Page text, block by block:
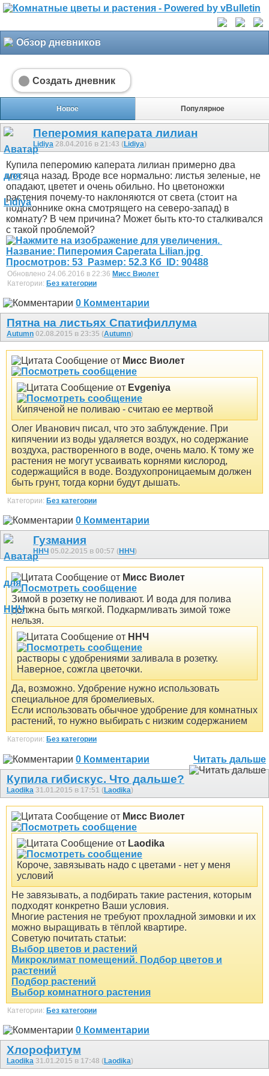
Обзор дневников
Создать дневник
Новое Популярное
Пеперомия каперата лилиан
Lidiya 28.04.2016 в 21:43 (Lidiya)
Купила пеперомию каперата лилиан примерно два
месяца назад. Вроде все нормально: листья зеленые, не
опадают, цветет и очень обильно. Но цветоножки
растения почему-то наклоняются от света (стоит на
подоконнике окна смотрящего на северо-запад) в
комнату? В чем причина? Может быть кто-то сталкивался
с такой проблемой?
Обновлено 24.06.2016 в 22:36 Мисс Виолет
Категории: Без категории
0 Комментарии
Пятна на листьях Спатифиллума
Autumn 02.08.2015 в 23:35 (Autumn)
Сообщение от Мисс Виолет
Сообщение от Evgeniya
Кипяченой не поливаю - считаю ее мертвой
Олег Иванович писал, что это заблуждение. При
кипячении из воды удаляется воздух, но содержание
воздуха, растворенного в воде, очень мало. К тому же
растения не могут усваивать корнями кислород,
содержащийся в воде. Воздухопроницаемым должен
быть грунт, тогда корни будут дышать.
Категории: Без категории
0 Комментарии
Гузмания
ННЧ 05.02.2015 в 00:57 (ННЧ)
Сообщение от Мисс Виолет
Зимой в розетку не поливают. И вода для полива
должна быть мягкой. Подкармливать зимой тоже
нельзя.
Сообщение от ННЧ
растворы с удобрениями заливала в розетку.
Наверное, сожгла цветочки.
Да, возможно. Удобрение нужно использовать
специальное для бромелиевых.
Если использовать обычное удобрение для комнатных
растений, то нужно выбирать с низким содержанием
Категории: Без категории
0 Комментарии Читать дальше
Купила гибискус. Что дальше?
Laodika 31.01.2015 в 17:51 (Laodika)
Сообщение от Мисс Виолет
Сообщение от Laodika
Короче, завязывать надо с цветами - нет у меня
условий
Не завязывать, а подбирать такие растения, которым
подходят конкретно Ваши условия.
Многие растения не требуют прохладной зимовки и их
можно выращивать в тёплой квартире.
Советую почитать статьи:
Выбор цветов и растений
Микроклимат помещений. Подбор цветов и
растений
Подбор растений
Выбор комнатного растения
Категории: Без категории
0 Комментарии
Хлорофитум
Laodika 31.01.2015 в 17:48 (Laodika)